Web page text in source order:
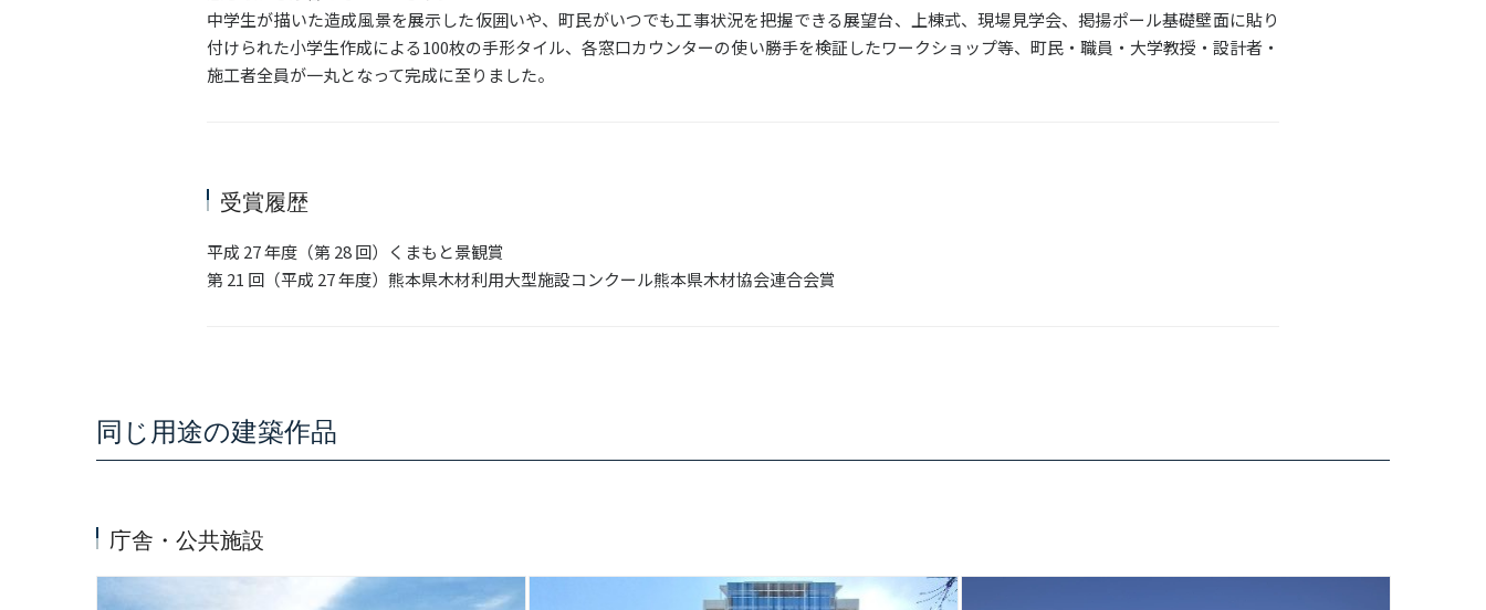
中学生が描いた造成風景を展示した仮囲いや、町民がいつでも工事状況を把握できる展望台、上棟式、現場見学会、掲揚ポール基礎壁面に貼り
付けられた小学生作成による100枚の手形タイル、各窓口カウンターの使い勝手を検証したワークショップ等、町民・職員・大学教授・設計者・
施工者全員が一丸となって完成に至りました。
受賞履歴
平成 27 年度（第 28 回）くまもと景観賞
第 21 回（平成 27 年度）熊本県木材利用大型施設コンクール熊本県木材協会連合会賞
同じ用途の建築作品
庁舎・公共施設